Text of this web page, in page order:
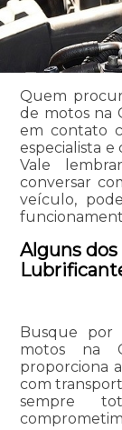
Quem
de motos na
em contato
especialista
Vale
conversar
veículo,
Alguns
Busque
motos na
proporciona
com
sempre